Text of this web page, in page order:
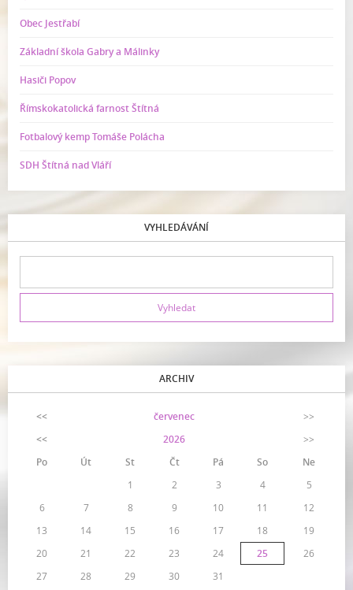
Obec Jestřabí
Základní škola Gabry a Málinky
Hasiči Popov
Římskokatolická farnost Štítná
Fotbalový kemp Tomáše Polácha
SDH Štítná nad Vláří
VYHLEDÁVÁNÍ
ARCHIV
<< červenec
>>
<<
2026
>>
Po
Út St Čt Pá So
Ne
1
2 3 4
5
6
7 8 9 10 11
12
13
14 15 16 17 18
19
20
21 22 23 24 25
26
27
28 29 30 31